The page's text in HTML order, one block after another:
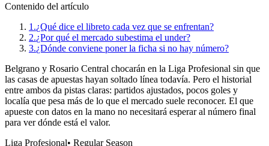
Contenido del artículo
1.¿Qué dice el libreto cada vez que se enfrentan?
2.¿Por qué el mercado subestima el under?
3.¿Dónde conviene poner la ficha si no hay número?
Belgrano y Rosario Central chocarán en la Liga Profesional sin que
las casas de apuestas hayan soltado línea todavía. Pero el historial
entre ambos da pistas claras: partidos ajustados, pocos goles y
localía que pesa más de lo que el mercado suele reconocer. El que
apueste con datos en la mano no necesitará esperar al número final
para ver dónde está el valor.
Liga Profesional• Regular Season